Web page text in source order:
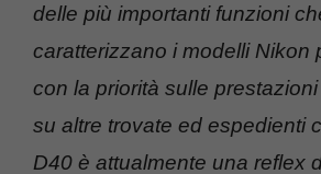
delle più importanti funzioni
caratterizzano i modelli Nikon
con la priorità sulle
su altre trovate ed espedienti
D40 è attualmente una reflex